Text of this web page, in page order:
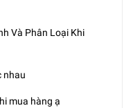
Và Phân Loại Khi
nhau
mua hàng ạ